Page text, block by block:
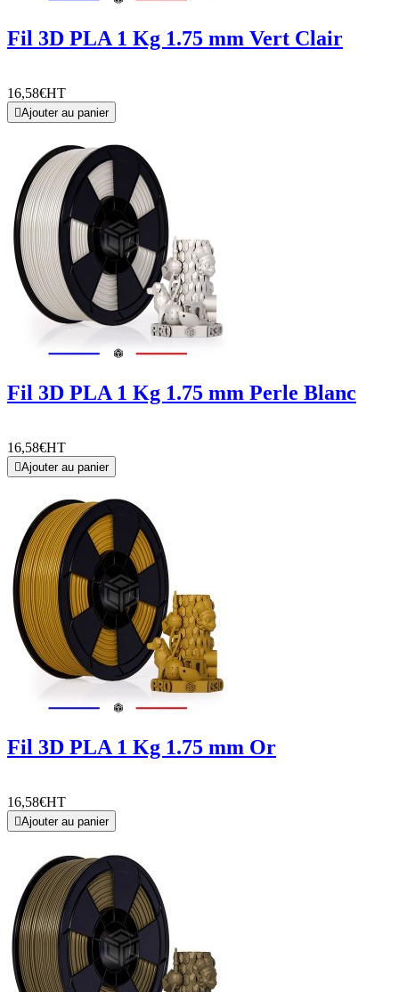
Fil 3D PLA 1 Kg 1.75 mm Vert Clair
16,58€HT
Ajouter au panier
Fil 3D PLA 1 Kg 1.75 mm Perle Blanc
16,58€HT
Ajouter au panier
Fil 3D PLA 1 Kg 1.75 mm Or
16,58€HT
Ajouter au panier